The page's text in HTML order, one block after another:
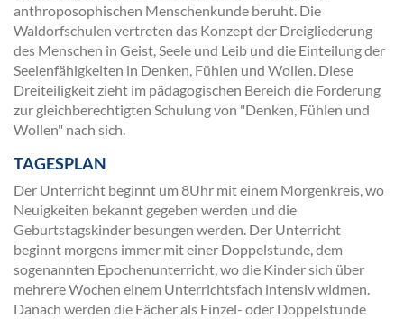
anthroposophischen Menschenkunde beruht. Die
Waldorfschulen vertreten das Konzept der Dreigliederung
des Menschen in Geist, Seele und Leib und die Einteilung der
Seelenfähigkeiten in Denken, Fühlen und Wollen. Diese
Dreiteiligkeit zieht im pädagogischen Bereich die Forderung
zur gleichberechtigten Schulung von "Denken, Fühlen und
Wollen" nach sich.
TAGESPLAN
Der Unterricht beginnt um 8Uhr mit einem Morgenkreis, wo
Neuigkeiten bekannt gegeben werden und die
Geburtstagskinder besungen werden. Der Unterricht
beginnt morgens immer mit einer Doppelstunde, dem
sogenannten Epochenunterricht, wo die Kinder sich über
mehrere Wochen einem Unterrichtsfach intensiv widmen.
Danach werden die Fächer als Einzel- oder Doppelstunde